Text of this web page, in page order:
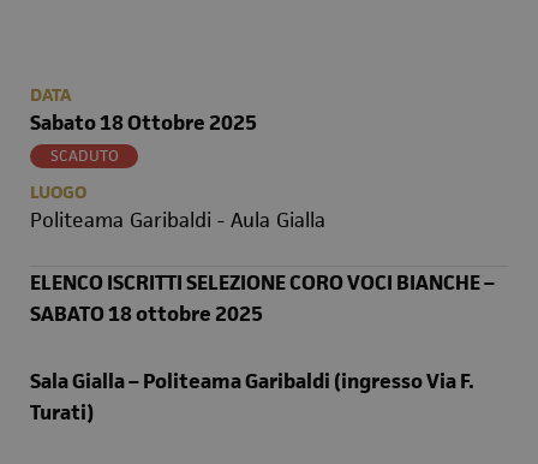
DATA
Sabato 18 Ottobre 2025
SCADUTO
LUOGO
Politeama Garibaldi - Aula Gialla
ELENCO ISCRITTI SELEZIONE CORO VOCI BIANCHE –
SABATO 18 ottobre 2025
Sala Gialla – Politeama Garibaldi (ingresso Via F.
Turati)